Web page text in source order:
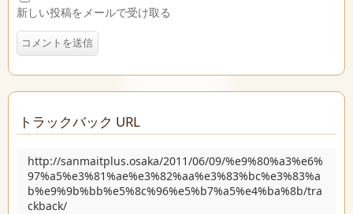
新しい投稿をメールで受け取る
トラックバック URL
http://sanmaitplus.osaka/2011/06/09/%e9%80%a3%e6%
97%a5%e3%81%ae%e3%82%aa%e3%83%bc%e3%83%a
b%e9%9b%bb%e5%8c%96%e5%b7%a5%e4%ba%8b/tra
ckback/